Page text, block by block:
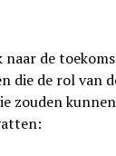
de
die de rol van
zouden